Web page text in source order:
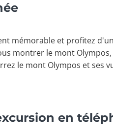
mémorable et profitez
montrer le mont
le mont Olympos et ses
en